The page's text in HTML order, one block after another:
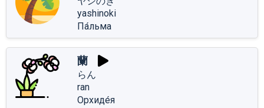
yashinoki
Па́льма
蘭
らん
ran
Орхиде́я